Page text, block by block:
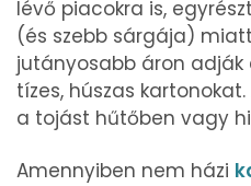
lévő piacokra is,
(és szebb sárgája)
jutányosabb áron
tízes, húszas
a tojást hűtőben vagy
Amennyiben nem házi